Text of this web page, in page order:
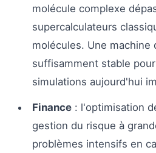
molécule complexe
supercalculateurs
molécules. Une machine
suffisamment stable
simulations aujourd'hui
Finance: l'optimisation
gestion du risque à
problèmes intensifs en